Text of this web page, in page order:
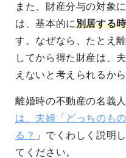
また、財産分与の対象
は、基本的に別居する
す。なぜなら、たとえ
してから得た財産は、
えないと考えられるから
離婚時の不動産の名義
は、夫婦「どっちのも
る？ 」でくわしく説明
てください。